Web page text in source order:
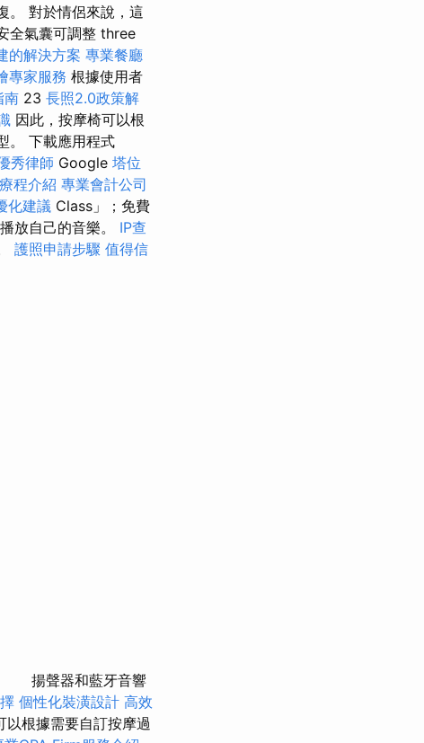
。 對於情侶來說，這
全氣囊可調整 three
的解決方案 專業餐廳
專家服務 根據使用者
南 23 長照2.0政策解
因此，按摩椅可以根
。 下載應用程式
秀律師 Google 塔位
程介紹 專業會計公司
化建議 Class」；免費
放自己的音樂。 IP查
護照申請步驟 值得信
揚聲器和藍牙音響
個性化裝潢設計 高效
根據需要自訂按摩過